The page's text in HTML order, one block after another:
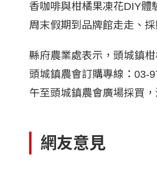
香咖啡與柑橘果凍花DIY體
周末假期到品牌館走走、
縣府農業處表示，頭城鎮
頭城鎮農會訂購專線：03-
午至頭城鎮農會廣場採買
網友意見